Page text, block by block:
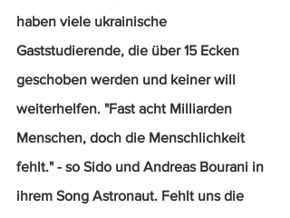
haben viele ukrainische
Gaststudierende, die über 15 Ecken
geschoben werden und keiner will
weiterhelfen. "Fast acht Milliarden
Menschen, doch die Menschlichkeit
fehlt." - so Sido und Andreas Bourani in
ihrem Song Astronaut. Fehlt uns die